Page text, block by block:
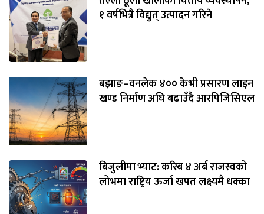
१ वर्षभित्रै विद्युत् उत्पादन गरिने
बझाङ–वनलेक ४०० केभी प्रसारण लाइन
खण्ड निर्माण अघि बढाउँदै आरपिजिसिएल
बिजुलीमा भ्याट: करिब ४ अर्ब राजस्वको
लोभमा राष्ट्रिय ऊर्जा खपत लक्ष्यमै धक्का